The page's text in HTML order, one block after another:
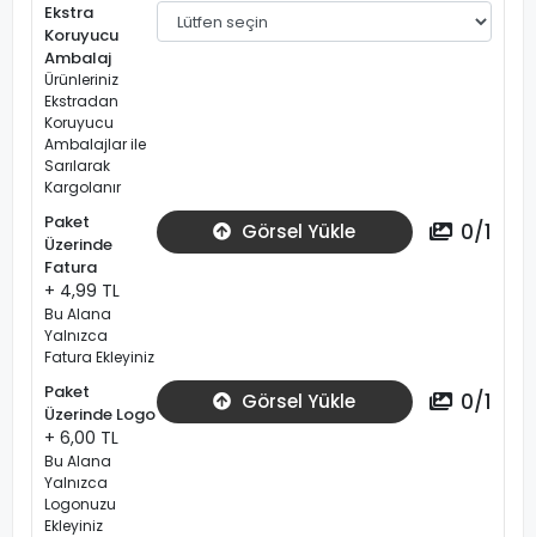
Ekstra
Koruyucu
Ambalaj
Ürünleriniz
Ekstradan
Koruyucu
Ambalajlar ile
Sarılarak
Kargolanır
Paket
Üzerinde
Fatura
+ 4,99 TL
Bu Alana
Yalnızca
Fatura Ekleyiniz
Görsel Yükle 0/1
Paket
Üzerinde Logo
+ 6,00 TL
Bu Alana
Yalnızca
Logonuzu
Ekleyiniz
Görsel Yükle 0/1